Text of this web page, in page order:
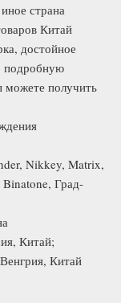
страна
Китай
достойное
подробную
получить
Nikkey, Matrix,
Град-
Китай;
Китай